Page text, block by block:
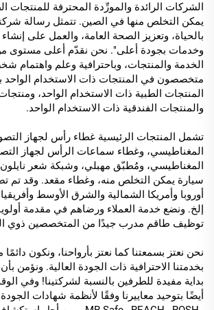
الشركات الرائدة والمورِّدة المحترفة للمنتجات
يمكن التخلص منها في الصين. تتمثل رسالة
بالحياة، وتعزيز الصحة العامة، والعمل على
وخدمات بجودة أعلى". نحن نقدّم أعلى مستوى
الخدمة والمنتجات، وباحترافية وعلم واهتمام
متخصصون في المنتجات ذات الاستخدام الواحد
المنتجات الطبية ذات الاستخدام الواحد،
والمنتجات الفندقية ذات الاستخدام الواحد.
تشمل المنتجات الرئيسية غطاء رأس لجهاز
المغناطيسي، وغطاء سماعات الرأس لجهاز
المغناطيسي، ومُطبّق مهبلي، وشبكة شعر
سيارة يمكن التخلص منه، وغطاء مقعد. وقد تم
أوروبا وأمريكا الشمالية والشرق الأوسط
إلخ. ونضع خدمة العملاء ورضاهم في مقدمة
توظيف طاقم مدرب جيدًا من المتخصصين ذوي
نحن نعتز بسمعتنا كما نعتز بأرواحنا، ونكون دائمًا
بخدمتنا الاحترافية ذات الجودة العالية. ونؤمن
بداية مفيدة للطرفين بالنسبة لشركتينا! وفي